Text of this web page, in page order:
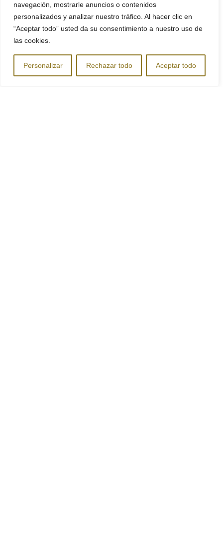
navegación, mostrarle anuncios o contenidos
personalizados y analizar nuestro tráfico. Al hacer clic en
“Aceptar todo” usted da su consentimiento a nuestro uso de
las cookies.
Personalizar Rechazar todo Aceptar todo